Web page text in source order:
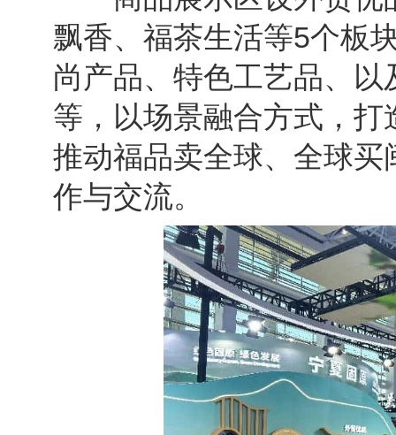
飘香、福茶生活等5个板
尚产品、特色工艺品、
等，以场景融合方式，
推动福品卖全球、全球
作与交流。